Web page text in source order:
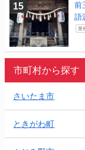
前
語
景
市町村から探す
さいたま市
ときがわ町